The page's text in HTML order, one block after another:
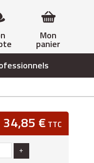
Mon
panier
34,85 € TTC
+